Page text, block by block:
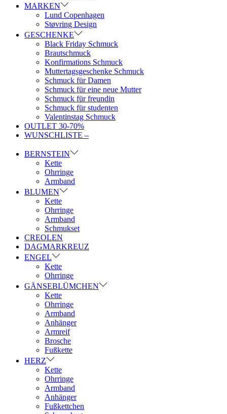
MARKEN
Lund Copenhagen
Støvring Design
GESCHENKE
Black Friday Schmuck
Brautschmuck
Konfirmations Schmuck
Muttertagsgeschenke Schmuck
Schmuck für Damen
Schmuck für eine neue Mutter
Schmuck für freundin
Schmuck für studenten
Valentinstag Schmuck
OUTLET 30-70%
WUNSCHLISTE –
BERNSTEIN
Kette
Ohrringe
Armband
BLUMEN
Kette
Ohrringe
Armband
Schmukset
CREOLEN
DAGMARKREUZ
ENGEL
Kette
Ohrringe
GÄNSEBLÜMCHEN
Kette
Ohrringe
Armband
Anhänger
Armreif
Brosche
Fußkette
HERZ
Kette
Ohrringe
Armband
Anhänger
Fußkettchen